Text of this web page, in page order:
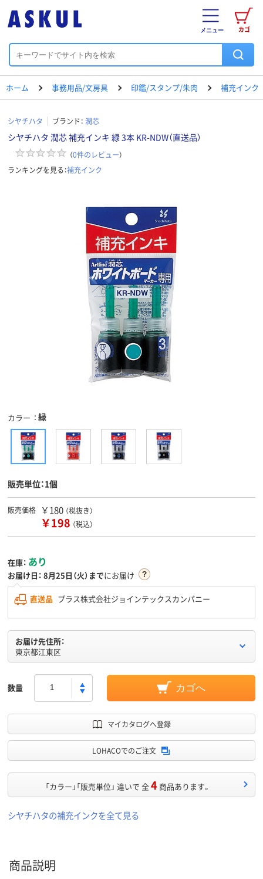
カゴ
メニュー
ホーム 事務用品/文房具 印鑑/スタンプ/朱肉 補充インク
シヤチハタ ブランド： 潤芯
シヤチハタ 潤芯 補充インキ 緑 3本 KR-NDW（直送品）
（0件のレビュー）
ランキングを見る：補充インク
カラー 緑
販売単位：1個
販売価格 ￥180 （税抜き）
￥198 （税込）
在庫： あり
お届け日： 8月25日（火）までにお届け
直送品 プラス株式会社ジョインテックスカンパニー
お届け先住所：
東京都江東区
数量 カゴへ
マイカタログへ登録
LOHACOでのご注文
「カラー」「販売単位」 違いで 全4 商品あります。
シヤチハタの補充インクを全て見る
商品説明